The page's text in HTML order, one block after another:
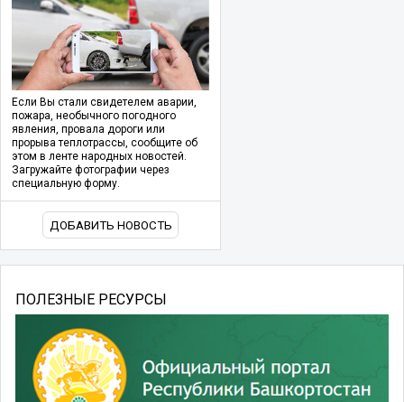
Если Вы стали свидетелем аварии,
пожара, необычного погодного
явления, провала дороги или
прорыва теплотрассы, сообщите об
этом в ленте народных новостей.
Загружайте фотографии через
специальную форму.
ДОБАВИТЬ НОВОСТЬ
ПОЛЕЗНЫЕ РЕСУРСЫ